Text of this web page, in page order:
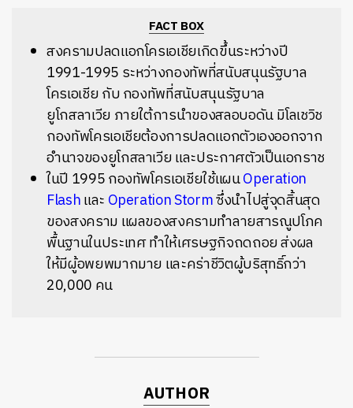
FACT BOX
สงครามปลดแอกโครเอเชียเกิดขึ้นระหว่างปี
1991-1995 ระหว่างกองทัพที่สนับสนุนรัฐบาล
โครเอเชีย กับ กองทัพที่สนับสนุนรัฐบาล
ยูโกสลาเวีย ภายใต้การนำของสลอบอดัน มิโลเชวิช
กองทัพโครเอเชียต้องการปลดแอกตัวเองออกจาก
อำนาจของยูโกสลาเวีย และประกาศตัวเป็นเอกราช
ในปี 1995 กองทัพโครเอเชียใช้แผนOperation
Flashและ Operation Stormซึ่งนำไปสู่จุดสิ้นสุด
ของสงคราม แผลของสงครามทำลายสารณูปโภค
พื้นฐานในประเทศ ทำให้เศรษฐกิจถดถอย ส่งผล
ให้มีผู้อพยพมากมาย และคร่าชีวิตผู้บริสุทธิ์กว่า
20,000 คน
AUTHOR